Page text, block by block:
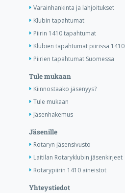
Varainhankinta ja lahjoitukset
Klubin tapahtumat
Piirin 1410 tapahtumat
Klubien tapahtumat piirissä 1410
Piirien tapahtumat Suomessa
Tule mukaan
Kiinnostaako jäsenyys?
Tule mukaan
Jäsenhakemus
Jäsenille
Rotaryn jäsensivusto
Laitilan Rotaryklubin jäsenkirjeet
Rotarypiirin 1410 aineistot
Yhteystiedot